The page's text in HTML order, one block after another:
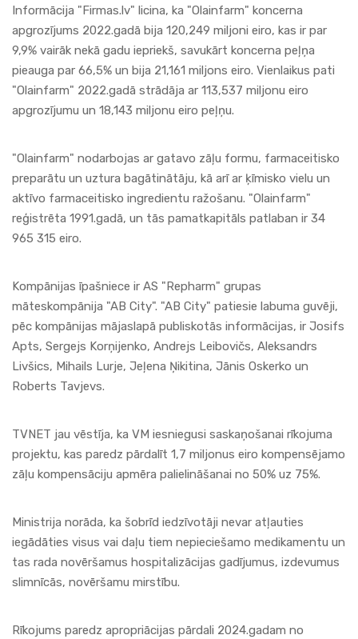
Informācija "Firmas.lv" licina, ka "Olainfarm" koncerna
apgrozījums 2022.gadā bija 120,249 miljoni eiro, kas ir par
9,9% vairāk nekā gadu iepriekš, savukārt koncerna peļņa
pieauga par 66,5% un bija 21,161 miljons eiro. Vienlaikus pati
"Olainfarm" 2022.gadā strādāja ar 113,537 miljonu eiro
apgrozījumu un 18,143 miljonu eiro peļņu.
"Olainfarm" nodarbojas ar gatavo zāļu formu, farmaceitisko
preparātu un uztura bagātinātāju, kā arī ar ķīmisko vielu un
aktīvo farmaceitisko ingredientu ražošanu. "Olainfarm"
reģistrēta 1991.gadā, un tās pamatkapitāls patlaban ir 34
965 315 eiro.
Kompānijas īpašniece ir AS "Repharm" grupas
māteskompānija "AB City". "AB City" patiesie labuma guvēji,
pēc kompānijas mājaslapā publiskotās informācijas, ir Josifs
Apts, Sergejs Korņijenko, Andrejs Leibovičs, Aleksandrs
Livšics, Mihails Lurje, Jeļena Ņikitina, Jānis Oskerko un
Roberts Tavjevs.
TVNET jau vēstīja, ka VM iesniegusi saskaņošanai rīkojuma
projektu, kas paredz pārdalīt 1,7 miljonus eiro kompensējamo
zāļu kompensāciju apmēra palielināšanai no 50% uz 75%.
Ministrija norāda, ka šobrīd iedzīvotāji nevar atļauties
iegādāties visus vai daļu tiem nepieciešamo medikamentu un
tas rada novēršamus hospitalizācijas gadījumus, izdevumus
slimnīcās, novēršamu mirstību.
Rīkojums paredz apropriācijas pārdali 2024.gadam no